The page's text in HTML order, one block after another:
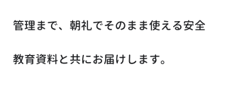
管理まで、朝礼でそのまま使える安全
教育資料と共にお届けします。